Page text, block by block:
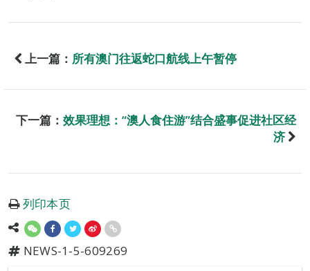
上一篇： 所有澳门往返蛇口航线上午暂停
下一篇： 效果理想：“澳人食住游”结合盛事促进社区经
济
列印本页
NEWS-1-5-609269